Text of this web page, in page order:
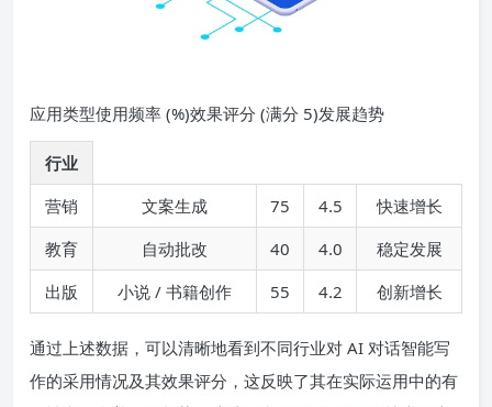
应用类型使用频率 (%)效果评分 (满分 5)发展趋势
行业
营销
文案生成 75 4.5
快速增长
教育
自动批改 40 4.0
稳定发展
出版
小说 / 书籍创作 55 4.2 创新增长
通过上述数据，可以清晰地看到不同行业对 AI 对话智能写
作的采用情况及其效果评分，这反映了其在实际运用中的有